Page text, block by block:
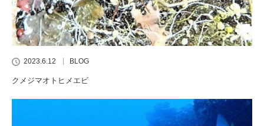
2023.6.12 BLOG
クメジマオトヒメエビ